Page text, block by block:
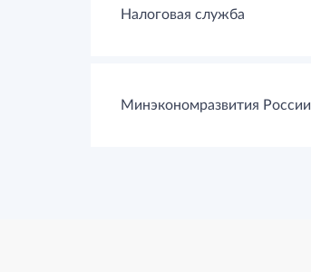
Налоговая служба
Минэкономразвития России